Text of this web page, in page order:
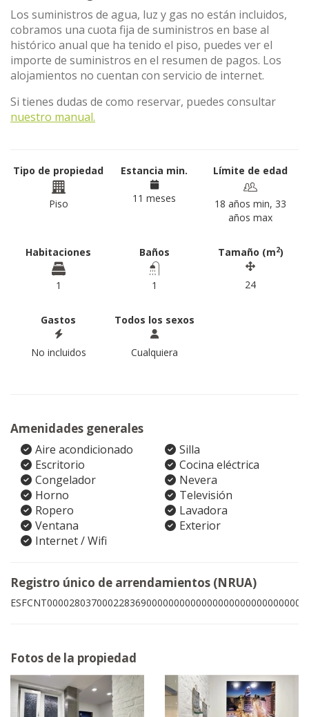
Los suministros de agua, luz y gas no están incluidos,
cobramos una cuota fija de suministros en base al
histórico anual que ha tenido el piso, puedes ver el
importe de suministros en el resumen de pagos. Los
alojamientos no cuentan con servicio de internet.
Si tienes dudas de como reservar, puedes consultar
nuestro manual.
Tipo de propiedad
Piso
Estancia min.
11 meses
Límite de edad
18 años min, 33
años max
Habitaciones
1
Baños
1
Tamaño (m2)
24
Gastos
No incluidos
Todos los sexos
Cualquiera
Amenidades generales
Aire acondicionado
Silla
Escritorio
Cocina eléctrica
Congelador
Nevera
Horno
Televisión
Ropero
Lavadora
Ventana
Exterior
Internet / Wifi
Registro único de arrendamientos (NRUA)
ESFCNT00002803700022836900000000000000000000000000009
Fotos de la propiedad